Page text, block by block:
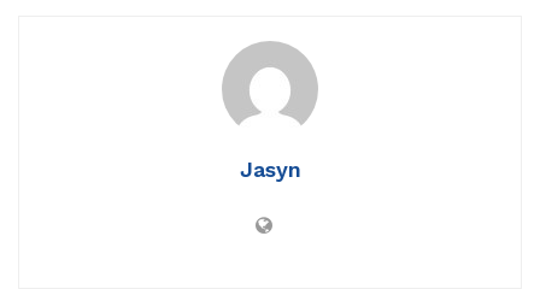
Jasyn